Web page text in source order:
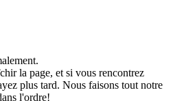
la page, et si vous rencontrez
plus tard. Nous faisons tout notre
l'ordre!